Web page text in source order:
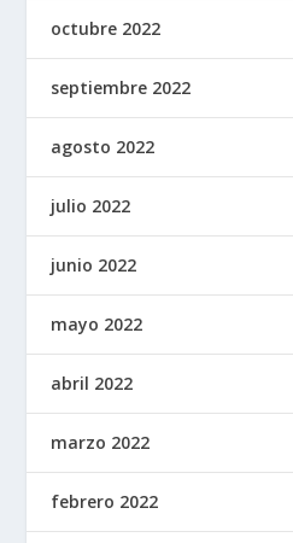
octubre 2022
septiembre 2022
agosto 2022
julio 2022
junio 2022
mayo 2022
abril 2022
marzo 2022
febrero 2022